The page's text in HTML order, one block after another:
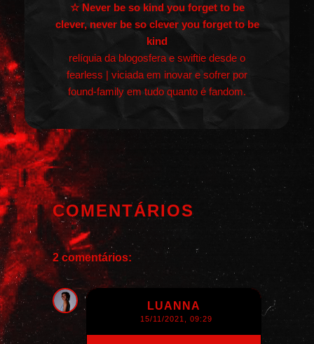
☆ Never be so kind you forget to be
clever, never be so clever you forget to be
kind
relíquia da blogosfera e swiftie desde o
fearless | viciada em inovar e sofrer por
found-family em tudo quanto é fandom.
COMENTÁRIOS
2 comentários:
LUANNA
15/11/2021, 09:29